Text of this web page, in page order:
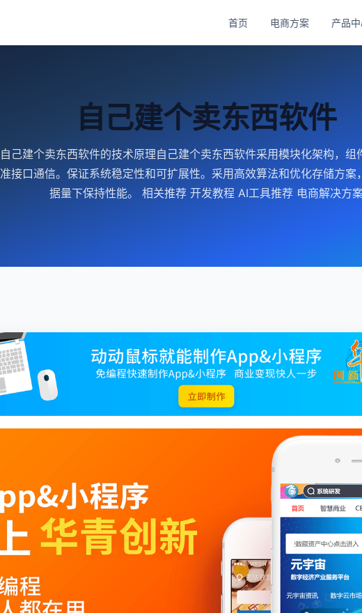
首页 电商方案 产品
自己建个卖东西软件
自己建个卖东西软件的技术原理自己建个卖东西软件采用模块化架构，组
准接口通信。保证系统稳定性和可扩展性。采用高效算法和优化存储方案
据量下保持性能。 相关推荐 开发教程 AI工具推荐 电商解决方